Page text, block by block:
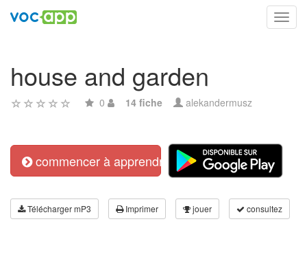
house and garden
0 14 fiche alekandermusz
commencer à apprendre
Télécharger mP3 Imprimer jouer consultez